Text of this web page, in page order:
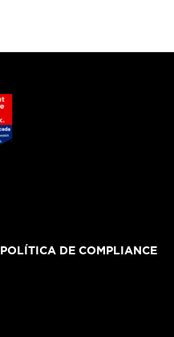
POLÍTICA DE COMPLIANCE